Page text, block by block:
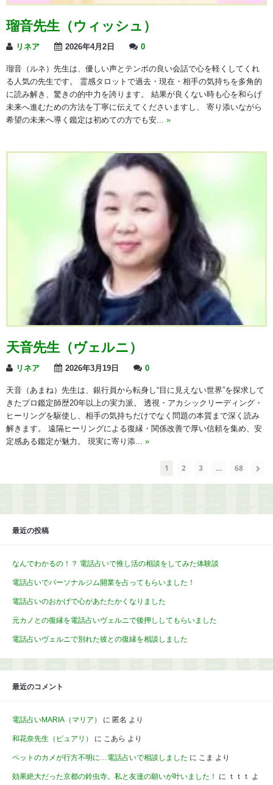
瑠音先生（ウィッシュ）
リネア 2026年4月2日 0
瑠音（ルネ）先生は、優しい声とテンポの良い会話で心を軽くしてくれ
る人気の先生です。 霊感タロットで過去・現在・相手の気持ちを多角的
に読み解き、驚きの的中力を誇ります。 結果が良くない時も心を和らげ
未来へ進むための方法を丁寧に伝えてくださいますし、 寄り添いながら
希望の未来へ導く鑑定は初めての方でも安... »
天音先生（ヴェルニ）
リネア 2026年3月19日 0
天音（あまね）先生は、銀行員から転身し“目に見えない世界”を探求して
きたプロ鑑定師歴20年以上の実力派。 透視・アカシックリーディング・
ヒーリングを駆使し、相手の気持ちだけでなく問題の本質まで深く読み
解きます。 遠隔ヒーリングによる復縁・関係改善で厚い信頼を集め、安
定感ある鑑定が魅力。 現実に寄り添... »
1 2 3 … 68
最近の投稿
なんでわかるの！？ 電話占いで推し活の相談をしてみた体験談
電話占いでパーソナルジム開業を占ってもらいました！
電話占いのおかげで心があたたかくなりました
元カノとの復縁を電話占いヴェルニで後押ししてもらいました
電話占いヴェルニで別れた彼との復縁を相談しました
最近のコメント
電話占いMARIA（マリア） に 匿名 より
和花奈先生（ピュアリ） に こあら より
ペットのカメが行方不明に…電話占いで相談しました に こま より
効果絶大だった京都の鈴虫寺。私と友達の願いが叶いました！ に ｔｔｔ
よ